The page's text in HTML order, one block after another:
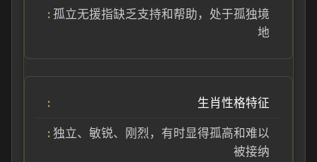
孤立无援指缺乏支持和帮助，处于孤独境
地
生肖性格特征
独立、敏锐、刚烈，有时显得孤高和难以
被接纳